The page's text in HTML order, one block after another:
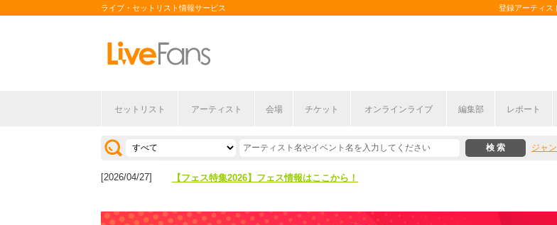
ライブ・セットリスト情報サービス 登録アーティ
セットリスト アーティスト 会場 チケット オンラインライブ 編集部 レポート
ジャ
[2026/07/28] 【ライブ動員ランキング】2026年上半期編発表！
[2026/04/27] 【フェス特集2026】フェス情報はここから！